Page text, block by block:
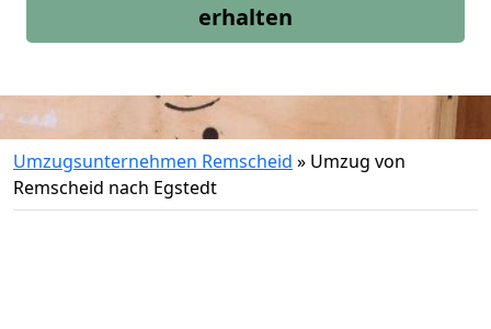
erhalten
Umzugsunternehmen Remscheid » Umzug von
Remscheid nach Egstedt